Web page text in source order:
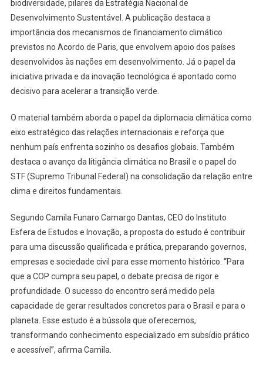
biodiversidade, pilares da Estratégia Nacional de
Desenvolvimento Sustentável. A publicação destaca a
importância dos mecanismos de financiamento climático
previstos no Acordo de Paris, que envolvem apoio dos países
desenvolvidos às nações em desenvolvimento. Já o papel da
iniciativa privada e da inovação tecnológica é apontado como
decisivo para acelerar a transição verde.
O material também aborda o papel da diplomacia climática como
eixo estratégico das relações internacionais e reforça que
nenhum país enfrenta sozinho os desafios globais. Também
destaca o avanço da litigância climática no Brasil e o papel do
STF (Supremo Tribunal Federal) na consolidação da relação entre
clima e direitos fundamentais.
Segundo Camila Funaro Camargo Dantas, CEO do Instituto
Esfera de Estudos e Inovação, a proposta do estudo é contribuir
para uma discussão qualificada e prática, preparando governos,
empresas e sociedade civil para esse momento histórico. “Para
que a COP cumpra seu papel, o debate precisa de rigor e
profundidade. O sucesso do encontro será medido pela
capacidade de gerar resultados concretos para o Brasil e para o
planeta. Esse estudo é a bússola que oferecemos,
transformando conhecimento especializado em subsídio prático
e acessível”, afirma Camila.